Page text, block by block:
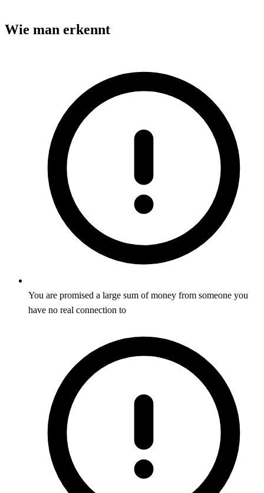
Wie man erkennt
You are promised a large sum of money from someone you
have no real connection to